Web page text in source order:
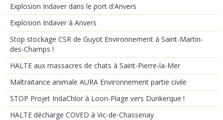
Explosion Indaver dans le port d'Anvers
Explosion Indaver à Anvers
Stop stockage CSR de Guyot Environnement à Saint-Martin-
des-Champs !
HALTE aux massacres de chats à Saint-Pierre-la-Mer
Maltraitance animale AURA Environnement partie civile
STOP Projet IndaChlor à Loon-Plage vers Dunkerque !
HALTE décharge COVED à Vic-de-Chassenay